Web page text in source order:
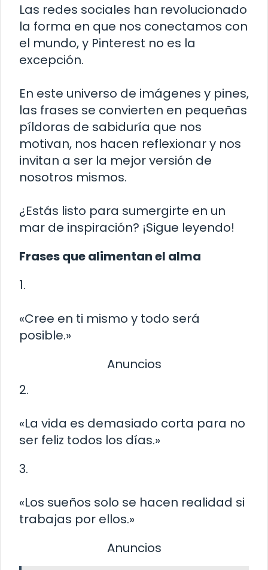
Las redes sociales han revolucionado
la forma en que nos conectamos con
el mundo, y Pinterest no es la
excepción.
En este universo de imágenes y pines,
las frases se convierten en pequeñas
píldoras de sabiduría que nos
motivan, nos hacen reflexionar y nos
invitan a ser la mejor versión de
nosotros mismos.
¿Estás listo para sumergirte en un
mar de inspiración? ¡Sigue leyendo!
Frases que alimentan el alma
1.
«Cree en ti mismo y todo será
posible.»
Anuncios
2.
«La vida es demasiado corta para no
ser feliz todos los días.»
3.
«Los sueños solo se hacen realidad si
trabajas por ellos.»
Anuncios